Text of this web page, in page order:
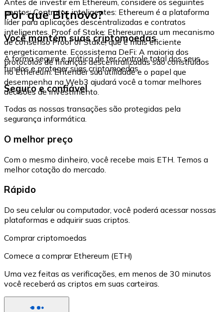
Antes de investir em Ethereum, considere os seguintes
pontos: Contratos inteligentes: Ethereum é a plataforma
líder para aplicações descentralizadas e contratos
inteligentes. Proof of Stake: Ethereum usa um mecanismo
de consenso Proof of Stake, que é mais eficiente
energeticamente. Ecossistema DeFi: A maioria dos
protocolos de finanças descentralizadas são construídos
no Ethereum. Entender sua utilidade e o papel que
desempenha na Web3 ajudará você a tomar melhores
decisões de investimento.
Por que Bitnovo?
Você mantém suas criptomoedas
A forma segura e prática de ter controle total dos seus
fundos e proteger suas criptomoedas.
Seguro e confiável
Todas as nossas transações são protegidas pela
segurança informática.
O melhor preço
Com o mesmo dinheiro, você recebe mais ETH. Temos a
melhor cotação do mercado.
Rápido
Do seu celular ou computador, você poderá acessar nossas
plataformas e adquirir suas criptos.
Comprar criptomoedas
Comece a comprar Ethereum (ETH)
Uma vez feitas as verificações, em menos de 30 minutos
você receberá as criptos em suas carteiras.